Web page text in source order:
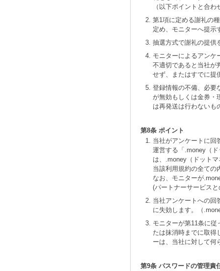
（以下ポイントと合
第1項に定める謝礼の
定め、モニターへ提示
抽選方式で謝礼の提供
モニターによるアンケ
不適切であると当社が
せず、またはすでに提
登録情報の不備、必要
が無効もしくは金券・
は再発送は行わないも
第8条 ポイント
当社がアンケートに回
運営する「.money（
は、.money（ドット
当該利用規約の全ての
なお、モニターが
(パートナーサービス
当社アンケートへの回
に失効します。（
モニターが第11条に
たは抹消時までに取得
ーは、当社に対して何
第9条 パスワードの管理責